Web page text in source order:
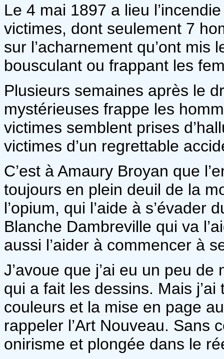
Le 4 mai 1897 a lieu
victimes, dont seulement 7
sur l’acharnement qu’ont mis
bousculant ou frappant les
Plusieurs semaines après le
mystérieuses frappe les
victimes semblent prises
victimes d’un regrettable
C’est à Amaury Broyan que
toujours en plein deuil de la
l’opium, qui l’aide à s’évader
Blanche Dambreville qui va
aussi l’aider à commencer à
J’avoue que j’ai eu un peu
qui a fait les dessins. Mais
couleurs et la mise en page
rappeler l’Art Nouveau. Sans
onirisme et plongée dans le